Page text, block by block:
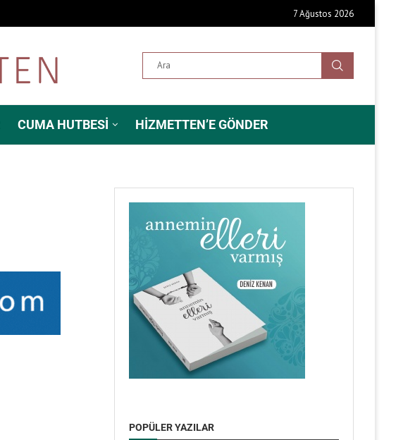
7 Ağustos 2026
CUMA HUTBESI HIZMETTEN’E GÖNDER
POPÜLER YAZILAR